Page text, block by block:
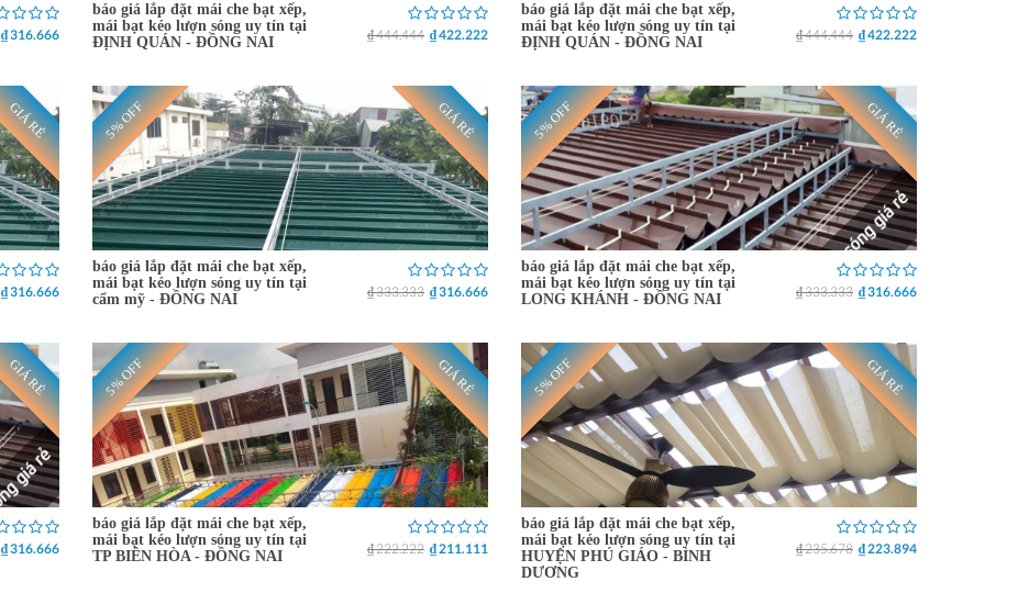
₫ 316.666
báo giá lắp đặt mái che bạt xếp,
mái bạt kéo lượn sóng uy tín tại
ĐỊNH QUÁN - ĐỒNG NAI
₫ 444.444 ₫ 422.222
báo giá lắp đặt mái che bạt xếp,
mái bạt kéo lượn sóng uy tín tại
ĐỊNH QUÁN - ĐỒNG NAI
₫ 444.444 ₫ 422.222
GIÁ RẺ
₫ 316.666
5% OFF GIÁ RẺ
báo giá lắp đặt mái che bạt xếp,
mái bạt kéo lượn sóng uy tín tại
cẩm mỹ - ĐỒNG NAI
₫ 333.333 ₫ 316.666
5% OFF GIÁ RẺ
báo giá lắp đặt mái che bạt xếp,
mái bạt kéo lượn sóng uy tín tại
LONG KHÁNH - ĐỒNG NAI
₫ 333.333 ₫ 316.666
GIÁ RẺ
₫ 316.666
5% OFF GIÁ RẺ
báo giá lắp đặt mái che bạt xếp,
mái bạt kéo lượn sóng uy tín tại
TP BIÊN HÒA - ĐỒNG NAI
₫ 222.222 ₫ 211.111
5% OFF GIÁ RẺ
báo giá lắp đặt mái che bạt xếp,
mái bạt kéo lượn sóng uy tín tại
HUYỆN PHÚ GIÁO - BÌNH
DƯƠNG
₫ 235.678 ₫ 223.894